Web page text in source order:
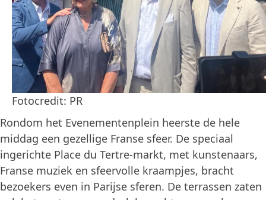
Fotocredit: PR
Rondom het Evenementenplein heerste de hele
middag een gezellige Franse sfeer. De speciaal
ingerichte Place du Tertre-markt, met kunstenaars,
Franse muziek en sfeervolle kraampjes, bracht
bezoekers even in Parijse sferen. De terrassen zaten